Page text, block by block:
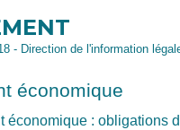
- Direction de l'information
économique
économique : obligations